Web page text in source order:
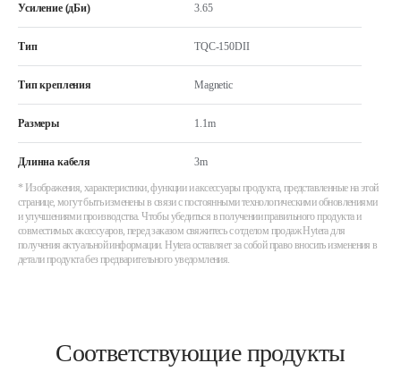
Усиление (дБи) 3.65
Тип TQC-150DII
Тип крепления Magnetic
Размеры 1.1m
Длинна кабеля 3m
* Изображения, характеристики, функции и аксессуары продукта, представленные на этой
странице, могут быть изменены в связи с постоянными технологическими обновлениями
и улучшениями производства. Чтобы убедиться в получении правильного продукта и
совместимых аксессуаров, перед заказом свяжитесь с отделом продаж Hytera для
получения актуальной информации. Hytera оставляет за собой право вносить изменения в
детали продукта без предварительного уведомления.
Соответствующие продукты